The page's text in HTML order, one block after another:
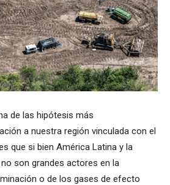
de las hipótesis más
a nuestra región vinculada con el
que si bien América Latina y la
son grandes actores en la
o de los gases de efecto